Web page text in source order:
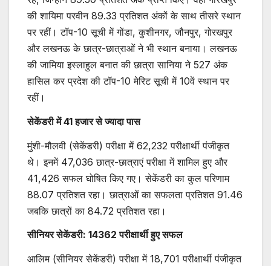
की शायिमा परवीन 89.33 प्रतिशत अंकों के साथ तीसरे स्थान
पर रहीं। टॉप-10 सूची में गोंडा, कुशीनगर, जौनपुर, गोरखपुर
और लखनऊ के छात्र-छात्राओं ने भी स्थान बनाया। लखनऊ
की जामिया इस्लाहुल बनात की छात्रा सानिया ने 527 अंक
हासिल कर प्रदेश की टॉप-10 मेरिट सूची में 10वें स्थान पर
रहीं।
सेकेंडरी में 41 हजार से ज्यादा पास
मुंशी-मौलवी (सेकेंडरी) परीक्षा में 62,232 परीक्षार्थी पंजीकृत
थे। इनमें 47,036 छात्र-छात्राएं परीक्षा में शामिल हुए और
41,426 सफल घोषित किए गए। सेकेंडरी का कुल परिणाम
88.07 प्रतिशत रहा। छात्राओं का सफलता प्रतिशत 91.46
जबकि छात्रों का 84.72 प्रतिशत रहा।
सीनियर सेकेंडरी: 14362 परीक्षार्थी हुए सफल
आलिम (सीनियर सेकेंडरी) परीक्षा में 18,701 परीक्षार्थी पंजीकृत